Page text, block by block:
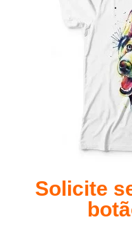
Solicite